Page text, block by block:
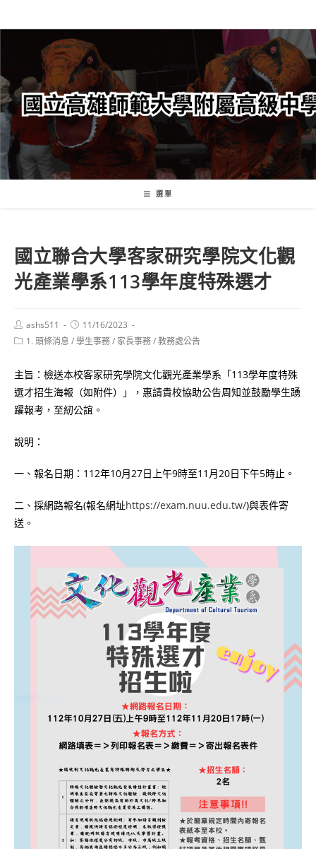
轉
要
內
容
選單
國立聯合大學客家研究學院文化觀
光產業學系113學年度特殊選才
Post
author:
ashs511
Post
published:
11/16/2023
Post1. 頭條消息 /學生事務/ 家長事務/教務處公告
主旨：檢送本校客家研究學院文化觀光產業學系「113學年度特殊
選才招生海報（如附件）」，惠請貴校協助公告周知並鼓勵學生踴
躍報考，至紉公誼。
說明：
一、報名日期：112年10月27日上午9時至11月20日下午5時止。
二、採網路報名(報名網址https://exam.nuu.edu.tw/)與表件寄
送。